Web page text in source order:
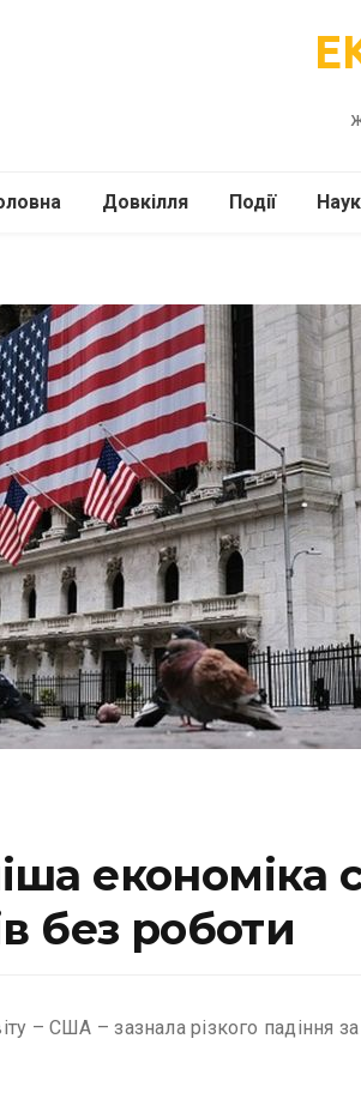
Довкілля
Подорожі
Події
Інше
економіка
без роботи
– США – зазнала різкого падіння